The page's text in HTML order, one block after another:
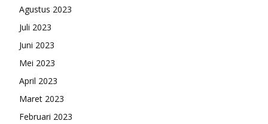
Agustus 2023
Juli 2023
Juni 2023
Mei 2023
April 2023
Maret 2023
Februari 2023